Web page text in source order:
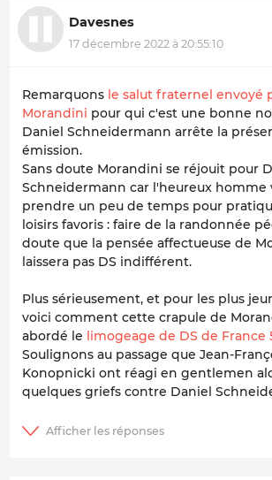
Davesnes
17 décembre 2022 à 20:55:10
Remarquons le salut fraternel envoyé
Morandini pour qui c'est une bonne
Daniel Schneidermann arrête la
émission.
Sans doute Morandini se réjouit pour
Schneidermann car l'heureux homme
prendre un peu de temps pour
loisirs favoris : faire de la randonnée
doute que la pensée affectueuse de
laissera pas DS indifférent.
Plus sérieusement, et pour les plus
voici comment cette crapule de
abordé le limogeage de DS de France
Soulignons au passage que Jean-
Konopnicki ont réagi en gentlemen
quelques griefs contre Daniel